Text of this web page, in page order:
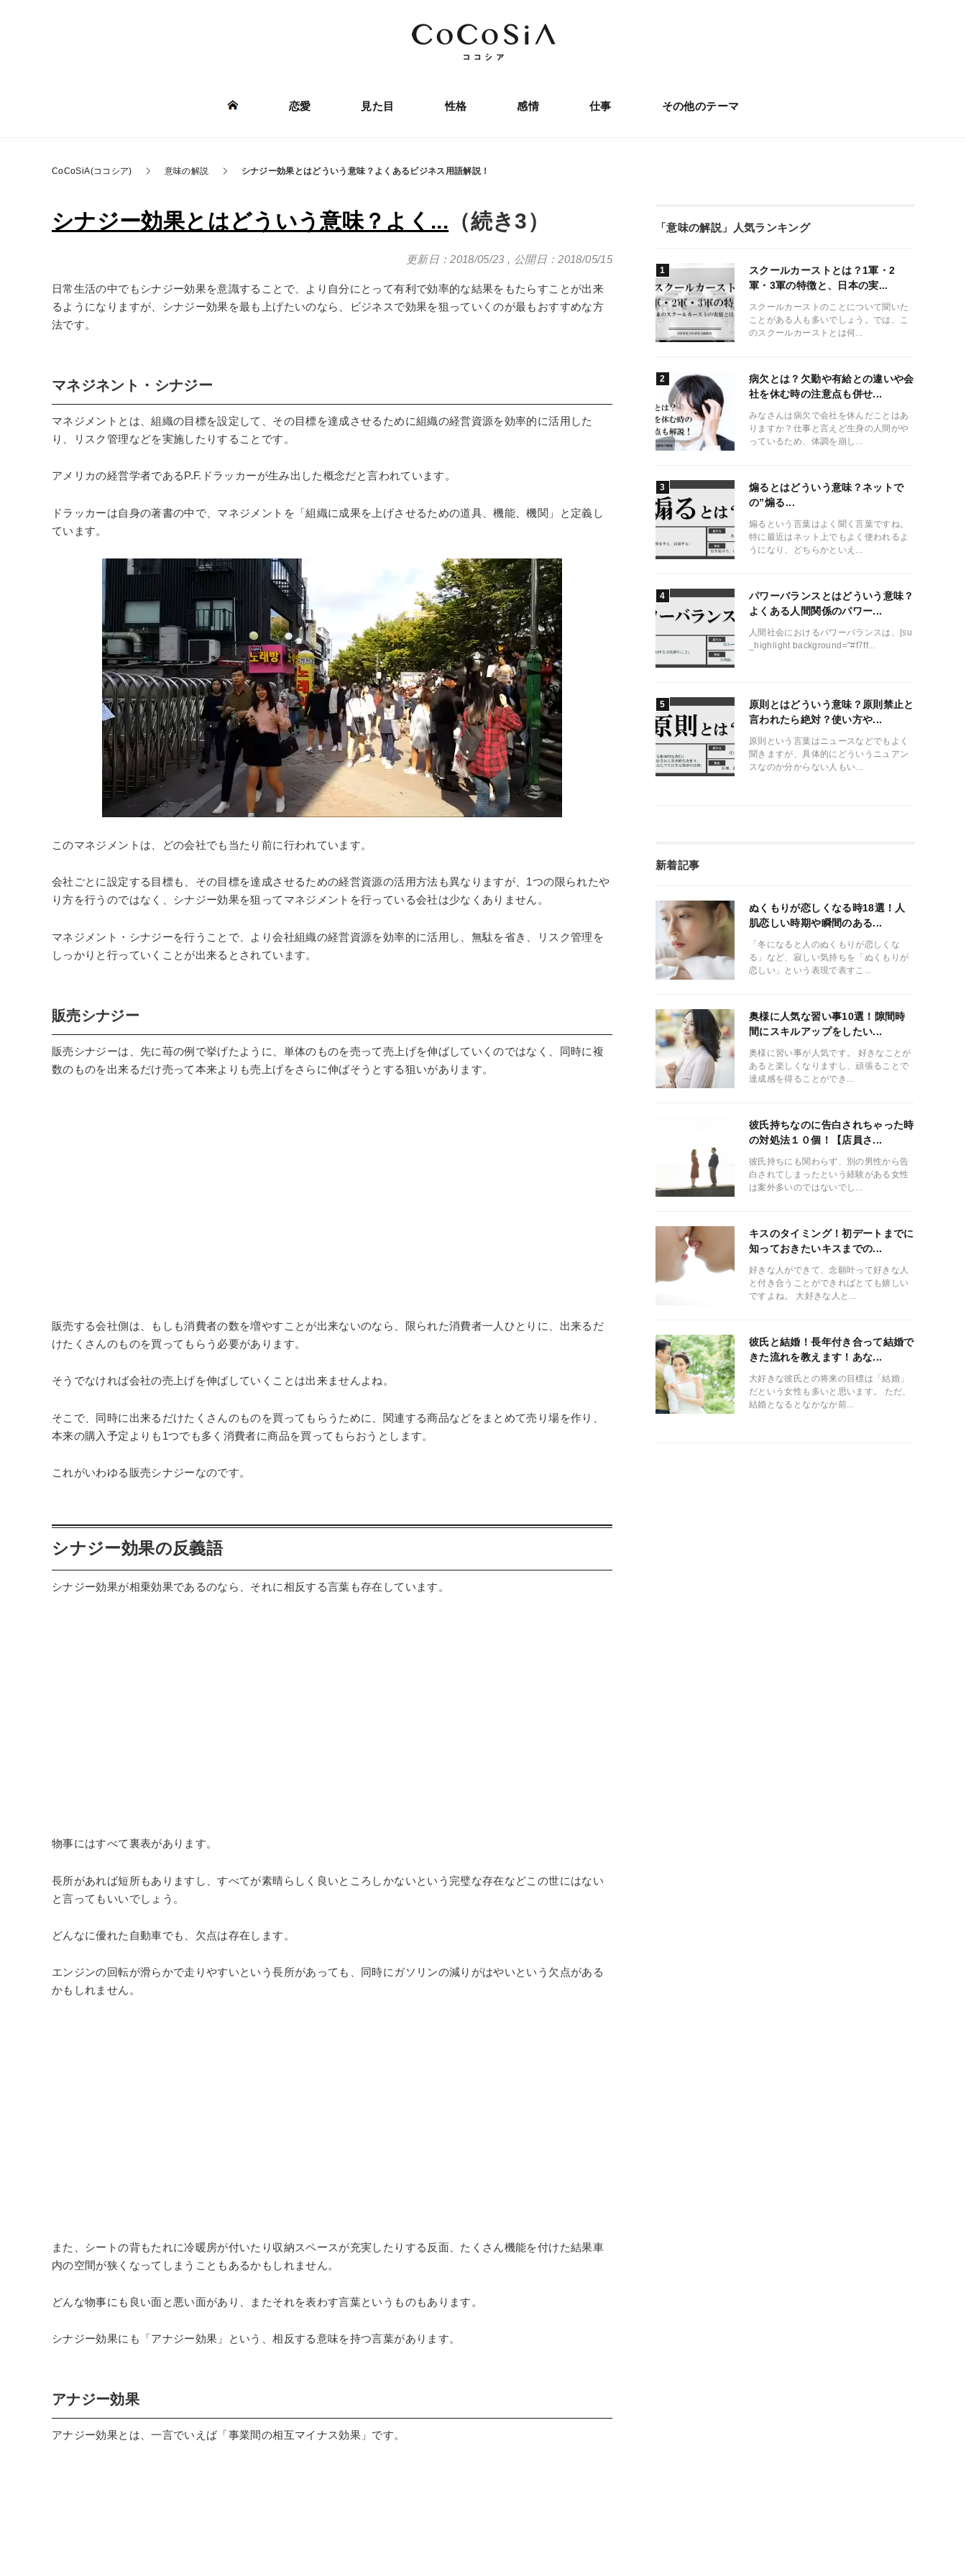
恋愛 見た目 性格 感情 仕事 その他のテーマ
CoCoSiA(ココシア) 意味の解説 シナジー効果とはどういう意味？よくあるビジネス用語解説！
シナジー効果とはどういう意味？よく... （続き3）
更新日：2018/05/23 , 公開日：2018/05/15
日常生活の中でもシナジー効果を意識することで、より自分にとって有利で効率的な結果をもたらすことが出来
るようになりますが、シナジー効果を最も上げたいのなら、ビジネスで効果を狙っていくのが最もおすすめな方
法です。
マネジネント・シナジー
マネジメントとは、組織の目標を設定して、その目標を達成させるために組織の経営資源を効率的に活用した
り、リスク管理などを実施したりすることです。
アメリカの経営学者であるP.F.ドラッカーが生み出した概念だと言われています。
ドラッカーは自身の著書の中で、マネジメントを「組織に成果を上げさせるための道具、機能、機関」と定義し
ています。
このマネジメントは、どの会社でも当たり前に行われています。
会社ごとに設定する目標も、その目標を達成させるための経営資源の活用方法も異なりますが、1つの限られたや
り方を行うのではなく、シナジー効果を狙ってマネジメントを行っている会社は少なくありません。
マネジメント・シナジーを行うことで、より会社組織の経営資源を効率的に活用し、無駄を省き、リスク管理を
しっかりと行っていくことが出来るとされています。
販売シナジー
販売シナジーは、先に苺の例で挙げたように、単体のものを売って売上げを伸ばしていくのではなく、同時に複
数のものを出来るだけ売って本来よりも売上げをさらに伸ばそうとする狙いがあります。
販売する会社側は、もしも消費者の数を増やすことが出来ないのなら、限られた消費者一人ひとりに、出来るだ
けたくさんのものを買ってもらう必要があります。
そうでなければ会社の売上げを伸ばしていくことは出来ませんよね。
そこで、同時に出来るだけたくさんのものを買ってもらうために、関連する商品などをまとめて売り場を作り、
本来の購入予定よりも1つでも多く消費者に商品を買ってもらおうとします。
これがいわゆる販売シナジーなのです。
️シナジー効果の反義語
シナジー効果が相乗効果であるのなら、それに相反する言葉も存在しています。
物事にはすべて裏表があります。
長所があれば短所もありますし、すべてが素晴らしく良いところしかないという完璧な存在などこの世にはない
と言ってもいいでしょう。
どんなに優れた自動車でも、欠点は存在します。
エンジンの回転が滑らかで走りやすいという長所があっても、同時にガソリンの減りがはやいという欠点がある
かもしれません。
また、シートの背もたれに冷暖房が付いたり収納スペースが充実したりする反面、たくさん機能を付けた結果車
内の空間が狭くなってしまうこともあるかもしれません。
どんな物事にも良い面と悪い面があり、またそれを表わす言葉というものもあります。
シナジー効果にも「アナジー効果」という、相反する意味を持つ言葉があります。
アナジー効果
アナジー効果とは、一言でいえば「事業間の相互マイナス効果」です。
「意味の解説」人気ランキング
スクールカーストとは？1軍・2
軍・3軍の特徴と、日本の実...
スクールカーストのことについて聞いた
ことがある人も多いでしょう。では、こ
のスクールカーストとは何...
病欠とは？欠勤や有給との違いや会
社を休む時の注意点も併せ...
みなさんは病欠で会社を休んだことはあ
りますか？仕事と言えど生身の人間がや
っているため、体調を崩し...
煽るとはどういう意味？ネットで
の”煽る...
煽るという言葉はよく聞く言葉ですね。
特に最近はネット上でもよく使われるよ
うになり、どちらかといえ...
パワーバランスとはどういう意味？
よくある人間関係のパワー...
人間社会におけるパワーバランスは、[su
_highlight background="#f7ff...
原則とはどういう意味？原則禁止と
言われたら絶対？使い方や...
原則という言葉はニュースなどでもよく
聞きますが、具体的にどういうニュアン
スなのか分からない人もい...
新着記事
ぬくもりが恋しくなる時18選！人
肌恋しい時期や瞬間のある...
「冬になると人のぬくもりが恋しくな
る」など、寂しい気持ちを「ぬくもりが
恋しい」という表現で表すこ...
奥様に人気な習い事10選！隙間時
間にスキルアップをしたい...
奥様に習い事が人気です。 好きなことが
あると楽しくなりますし、頑張ることで
達成感を得ることができ...
彼氏持ちなのに告白されちゃった時
の対処法１０個！【店員さ...
彼氏持ちにも関わらず、別の男性から告
白されてしまったという経験がある女性
は案外多いのではないでし...
キスのタイミング！初デートまでに
知っておきたいキスまでの...
好きな人ができて、念願叶って好きな人
と付き合うことができればとても嬉しい
ですよね。 大好きな人と...
彼氏と結婚！長年付き合って結婚で
きた流れを教えます！あな...
大好きな彼氏との将来の目標は「結婚」
だという女性も多いと思います。 ただ、
結婚となるとなかなか前...